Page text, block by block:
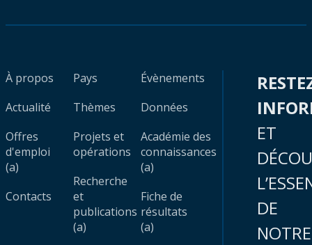
À propos
Actualité
Offres
d'emploi
(a)
Contacts
Pays
Thèmes
Projets et
opérations
Recherche
et
publications
(a)
Évènements
Données
Académie des
connaissances
(a)
Fiche de
résultats
(a)
ET
DE
NOTRE